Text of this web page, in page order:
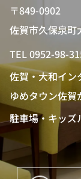
〒849-0902
佐賀市久保泉
TEL 0952-98-
佐賀・大和イン
ゆめタウン佐
駐車場・キッズ